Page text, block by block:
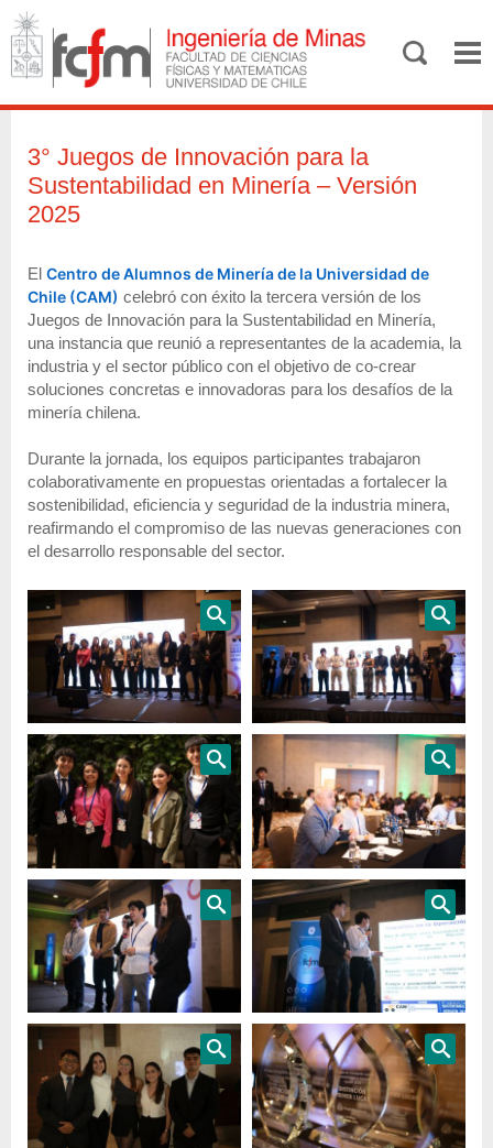
3° Juegos de Innovación para la
Sustentabilidad en Minería – Versión
2025
El Centro de Alumnos de Minería de la Universidad de
Chile (CAM) celebró con éxito la tercera versión de los
Juegos de Innovación para la Sustentabilidad en Minería,
una instancia que reunió a representantes de la academia, la
industria y el sector público con el objetivo de co-crear
soluciones concretas e innovadoras para los desafíos de la
minería chilena.
Durante la jornada, los equipos participantes trabajaron
colaborativamente en propuestas orientadas a fortalecer la
sostenibilidad, eficiencia y seguridad de la industria minera,
reafirmando el compromiso de las nuevas generaciones con
el desarrollo responsable del sector.